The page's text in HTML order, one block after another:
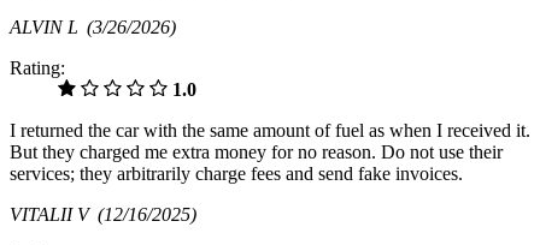
ALVIN L (3/26/2026)
Rating:
1.0
I returned the car with the same amount of fuel as when I received it.
But they charged me extra money for no reason. Do not use their
services; they arbitrarily charge fees and send fake invoices.
VITALII V (12/16/2025)